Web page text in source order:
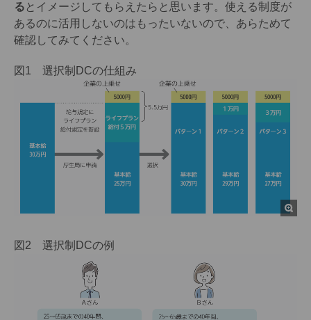
る とイメージしてもらえたらと思います。使える制度が
あるのに活用しないのはもったいないので、あらためて
確認してみてください。
図1 選択制DCの仕組み
図2 選択制DCの例